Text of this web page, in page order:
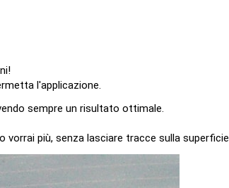
l'applicazione.
sempre un risultato ottimale.
più, senza lasciare tracce sulla superficie.